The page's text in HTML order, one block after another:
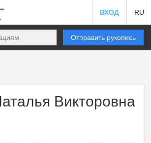
ВХОД RU
Отправить рукопись
Викторовна